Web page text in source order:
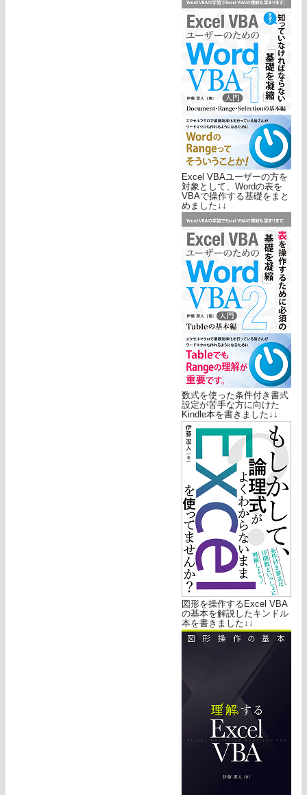
Excel VBAユーザーの方を
対象として、Wordの表を
VBAで操作する基礎をまと
めました↓↓
数式を使った条件付き書式
設定が苦手な方に向けた
Kindle本を書きました↓↓
図形を操作するExcel VBA
の基本を解説したキンドル
本を書きました↓↓